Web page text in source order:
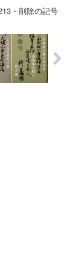
・削除の記号